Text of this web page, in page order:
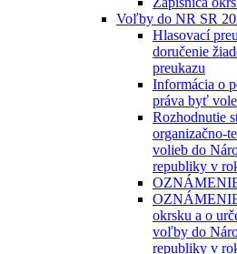
Voľby do NR SR
Hlasovací
doručenie
preukazu
Informácia o
práva byť
Rozhodnutie
organizačno-
volieb do
republiky v
okrsku a o
voľby do
republiky v